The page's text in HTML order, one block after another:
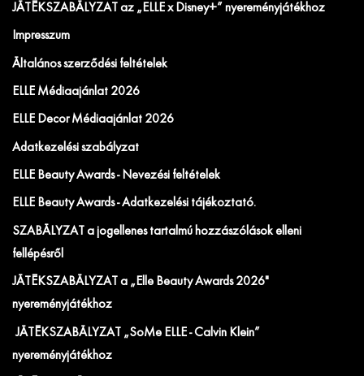
JÁTÉKSZABÁLYZAT az „ELLE x Disney+” nyereményjátékhoz
Impresszum
Általános szerződési feltételek
ELLE Médiaajánlat 2026
ELLE Decor Médiaajánlat 2026
Adatkezelési szabályzat
ELLE Beauty Awards - Nevezési feltételek
ELLE Beauty Awards - Adatkezelési tájékoztató.
SZABÁLYZAT a jogellenes tartalmú hozzászólások elleni
fellépésről
JÁTÉKSZABÁLYZAT a „Elle Beauty Awards 2026"
nyereményjátékhoz
JÁTÉKSZABÁLYZAT „SoMe ELLE - Calvin Klein”
nyereményjátékhoz